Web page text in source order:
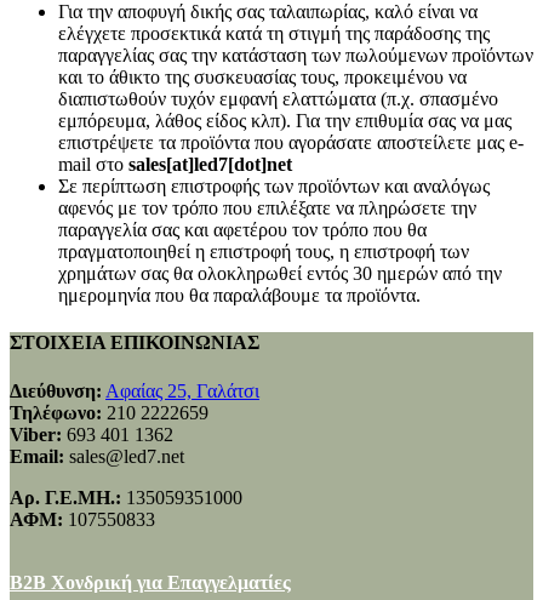
Για την αποφυγή δικής σας ταλαιπωρίας, καλό είναι να
ελέγχετε προσεκτικά κατά τη στιγμή της παράδοσης της
παραγγελίας σας την κατάσταση των πωλούμενων προϊόντων
και το άθικτο της συσκευασίας τους, προκειμένου να
διαπιστωθούν τυχόν εμφανή ελαττώματα (π.χ. σπασμένο
εμπόρευμα, λάθος είδος κλπ). Για την επιθυμία σας να μας
επιστρέψετε τα προϊόντα που αγοράσατε αποστείλετε μας e-
mail στο sales[at]led7[dot]net
Σε περίπτωση επιστροφής των προϊόντων και αναλόγως
αφενός με τον τρόπο που επιλέξατε να πληρώσετε την
παραγγελία σας και αφετέρου τον τρόπο που θα
πραγματοποιηθεί η επιστροφή τους, η επιστροφή των
χρημάτων σας θα ολοκληρωθεί εντός 30 ημερών από την
ημερομηνία που θα παραλάβουμε τα προϊόντα.
ΣΤΟΙΧΕΙΑ ΕΠΙΚΟΙΝΩΝΙΑΣ
Διεύθυνση: Αφαίας 25, Γαλάτσι
Τηλέφωνο: 210 2222659
Viber: 693 401 1362
Email: sales@led7.net
Αρ. Γ.Ε.ΜΗ.: 135059351000
ΑΦΜ: 107550833
B2B Χονδρική για Επαγγελματίες